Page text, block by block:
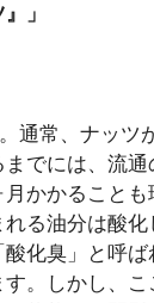
」
通常、ナッツ
でには、流通
かかること
る油分は酸化
化臭」と呼
。しかし、こ